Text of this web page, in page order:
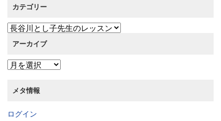
カテゴリー
アーカイブ
メタ情報
ログイン